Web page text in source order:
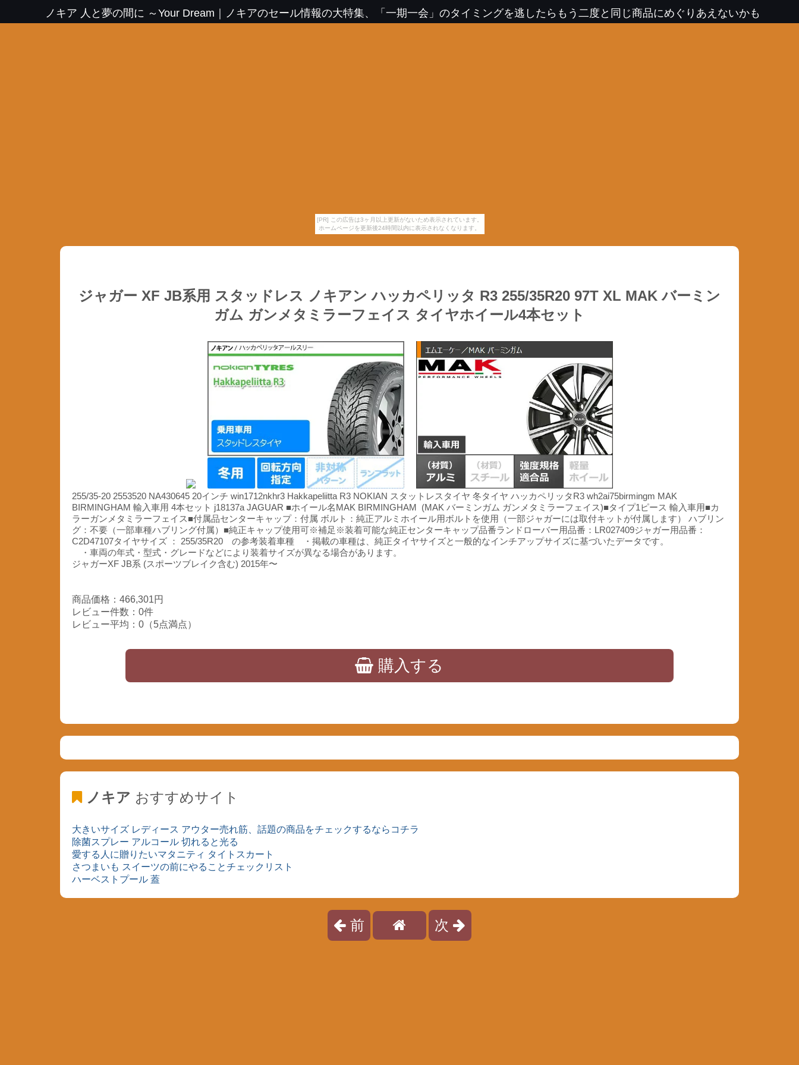
[PR] この広告は3ヶ月以上更新がないため表示されています。
ホームページを更新後24時間以内に表示されなくなります。
ノキア 人と夢の間に ～Your Dream ノキアのセール情報の大特集、「一期一会」のタイミングを逃したらもう二度と同じ商品にめぐりあえないかも
ジャガー XF JB系用 スタッドレス ノキアン ハッカペリッタ R3 255/35R20 97T XL MAK バーミン
ガム ガンメタミラーフェイス タイヤホイール4本セット
255/35-20 2553520 NA430645 20インチ win1712nkhr3 Hakkapeliitta R3 NOKIAN スタットレスタイヤ 冬タイヤ ハッカペリッタR3 wh2ai75birmingm MAK
BIRMINGHAM 輸入車用 4本セット j18137a JAGUAR ■ホイール名MAK BIRMINGHAM (MAK バーミンガム ガンメタミラーフェイス)■タイプ1ピース 輸入車用■カ
ラーガンメタミラーフェイス■付属品センターキャップ：付属 ボルト：純正アルミホイール用ボルトを使用（一部ジャガーには取付キットが付属します） ハブリン
グ：不要（一部車種ハブリング付属）■純正キャップ使用可※補足※装着可能な純正センターキャップ品番ランドローバー用品番：LR027409ジャガー用品番：
C2D47107タイヤサイズ ： 255/35R20 の参考装着車種 ・掲載の車種は、純正タイヤサイズと一般的なインチアップサイズに基づいたデータです。
・車両の年式・型式・グレードなどにより装着サイズが異なる場合があります。
ジャガーXF JB系 (スポーツブレイク含む) 2015年〜
商品価格：466,301円
レビュー件数：0件
レビュー平均：0（5点満点）
購入する
ノキア おすすめサイト
大きいサイズ レディース アウター売れ筋、話題の商品をチェックするならコチラ
除菌スプレー アルコール 切れると光る
愛する人に贈りたいマタニティ タイトスカート
さつまいも スイーツの前にやることチェックリスト
ハーベストプール 蓋
前 次